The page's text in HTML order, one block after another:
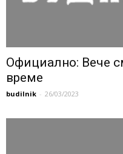
Официално: Вече
време
budilnik - 26/03/2023